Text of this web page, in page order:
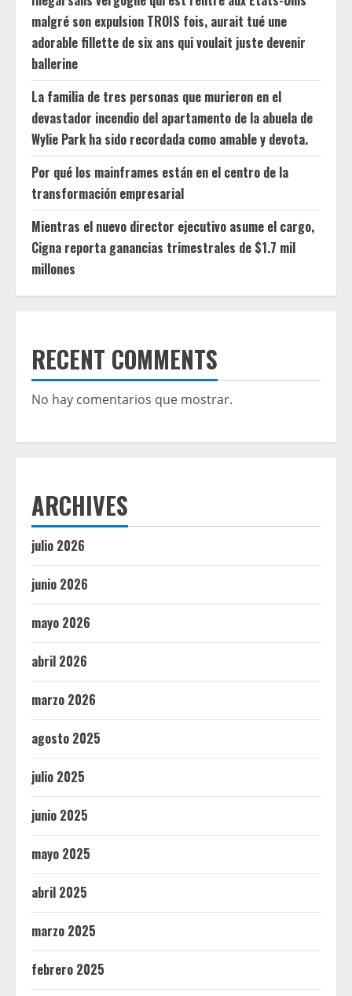
malgré son expulsion TROIS fois, aurait tué une
adorable fillette de six ans qui voulait juste devenir
ballerine
La familia de tres personas que murieron en el
devastador incendio del apartamento de la abuela de
Wylie Park ha sido recordada como amable y devota.
Por qué los mainframes están en el centro de la
transformación empresarial
Mientras el nuevo director ejecutivo asume el cargo,
Cigna reporta ganancias trimestrales de $1.7 mil
millones
RECENT COMMENTS
No hay comentarios que mostrar.
ARCHIVES
julio 2026
junio 2026
mayo 2026
abril 2026
marzo 2026
agosto 2025
julio 2025
junio 2025
mayo 2025
abril 2025
marzo 2025
febrero 2025